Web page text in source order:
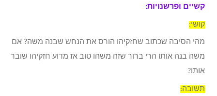
קשיים ופרשנויות:
קושי:
מהי הסיבה שכתוב שחזקיהו הורס את הנחש שבנה משה? אם
משה בנה אותו הרי ברור שזה משהו טוב אז מדוע חזקיהו שובר
אותו?
תשובה: